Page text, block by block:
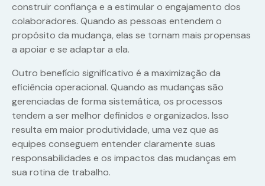
construir confiança e a estimular o engajamento dos
colaboradores. Quando as pessoas entendem o
propósito da mudança, elas se tornam mais propensas
a apoiar e se adaptar a ela.
Outro benefício significativo é a maximização da
eficiência operacional. Quando as mudanças são
gerenciadas de forma sistemática, os processos
tendem a ser melhor definidos e organizados. Isso
resulta em maior produtividade, uma vez que as
equipes conseguem entender claramente suas
responsabilidades e os impactos das mudanças em
sua rotina de trabalho.